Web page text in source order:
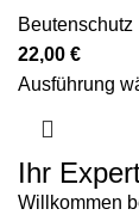
Beutenschutz
22,00 €
Ausführung
Ihr
Willkommen